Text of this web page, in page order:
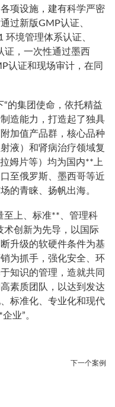
项设施，建有科学严密
过新版GMP认证、
环境管理体系认证、
证，一次性通过墨西
认证和现场审计，在同
的集团使命，依托精益
造能力，打造起了独具
加值产品群，核心品种
液）和肾病治疗领域复
姆片等）均为国内**上
至俄罗斯、墨西哥等近
的青睐、扬帆出海。
至上、标准**、管理科
术创新为先导，以国际
升级的软硬件条件为基
为抓手，强化安全、环
知识的管理，造就共同
素质团队，以达到发达
标准化、专业化和现代
业”。
下一个案例